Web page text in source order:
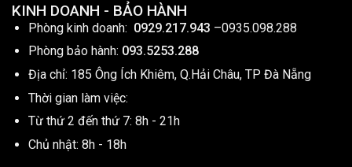
KINH DOANH - BẢO HÀNH
Phòng kinh doanh: 0929.217.943 –0935.098.288
Phòng bảo hành: 093.5253.288
Địa chỉ: 185 Ông Ích Khiêm, Q.Hải Châu, TP Đà Nẵng
Thời gian làm việc:
Từ thứ 2 đến thứ 7: 8h - 21h
Chủ nhật: 8h - 18h